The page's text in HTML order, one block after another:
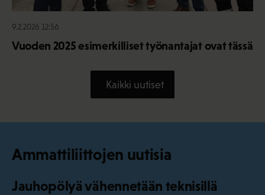
9.2.2026 12:56
Vuoden 2025 esimerkilliset työnantajat ovat tässä
Kaikki uutiset
Ammattiliittojen uutisia
Jauhopölyä vähennetään teknisillä